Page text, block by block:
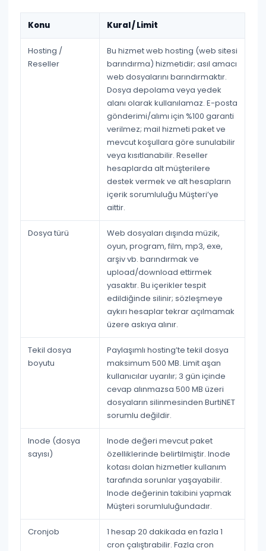
Konu Kural / Limit
Hosting /
Reseller
Bu hizmetweb hosting (web sitesi
barındırma) hizmetidir; asıl amacı
web dosyalarını barındırmaktır.
Dosya depolama veya yedek
alanı olarak kullanılamaz. E-posta
gönderimi/alımı için %100 garanti
verilmez; mail hizmeti paket ve
mevcut koşullara göre sunulabilir
veya kısıtlanabilir. Reseller
hesaplarda alt müşterilere
destek vermek ve alt hesapların
içerik sorumluluğuMüşteri’ye
aittir.
Dosya türü
Web dosyaları dışında müzik,
oyun, program, film, mp3, exe,
arşiv vb. barındırmak ve
upload/download ettirmek
yasaktır. Bu içerikler tespit
edildiğinde silinir; sözleşmeye
aykırı hesaplar tekrar açılmamak
üzere askıya alınır.
Tekil dosya
boyutu
Paylaşımlı hosting’te tekil dosya
maksimum 500 MB. Limit aşan
kullanıcılar uyarılır; 3 gün içinde
cevap alınmazsa 500 MB üzeri
dosyaların silinmesinden BurtiNET
sorumlu değildir.
Inode (dosya
sayısı)
Inode değeri mevcut paket
özelliklerinde belirtilmiştir. Inode
kotası dolan hizmetler kullanım
tarafında sorunlar yaşayabilir.
Inode değerinin takibini yapmak
Müşteri sorumluluğundadır.
Cronjob 1 hesap20 dakikada en fazla 1
cron çalıştırabilir. Fazla cron